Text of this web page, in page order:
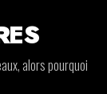
alors pourquoi